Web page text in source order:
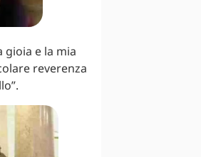
gioia e la mia
reverenza